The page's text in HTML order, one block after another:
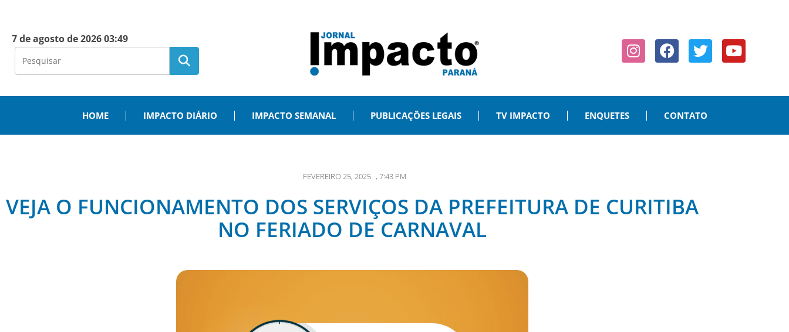
7 de agosto de 2026 03:49
HOME IMPACTO DIÁRIO IMPACTO SEMANAL PUBLICAÇÕES LEGAIS TV IMPACTO ENQUETES CONTATO
FEVEREIRO 25, 2025 , 7:43 PM
VEJA O FUNCIONAMENTO DOS SERVIÇOS DA PREFEITURA DE CURITIBA
NO FERIADO DE CARNAVAL